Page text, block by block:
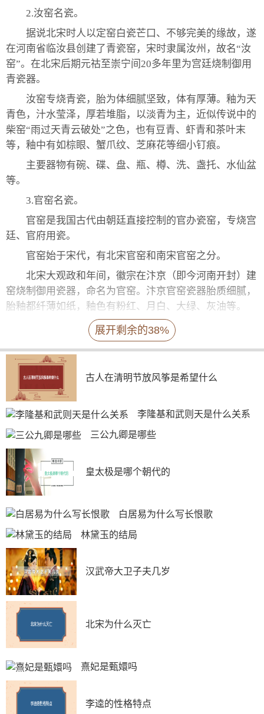
2.汝窑名瓷。
据说北宋时人以定窑白瓷芒口、不够完美的缘故，遂
在河南省临汝县创建了青瓷窑，宋时隶属汝州，故名“汝
窑”。在北宋后期元祜至崇宁间20多年里为宫廷烧制御用
青瓷器。
汝窑专烧青瓷，胎为体细腻坚致，体有厚薄。釉为天
青色，汁水莹泽，厚若堆脂，以淡青为主，近似传说中的
柴窑“雨过天青云破处”之色，也有豆青、虾青和茶叶末
等，釉中有如棕眼、蟹爪纹、芝麻花等细小钉痕。
主要器物有碗、碟、盘、瓶、樽、洗、盏托、水仙盆
等。
3.官窑名瓷。
官窑是我国古代由朝廷直接控制的官办瓷窑，专烧宫
廷、官府用瓷。
官窑始于宋代，有北宋官窑和南宋官窑之分。
北宋大观政和年间，徽宗在汴京（即今河南开封）建
窑烧制御用瓷器，命名为官窑。汴京官窑瓷器胎质细腻，
胎釉都纤薄如纸，釉色有粉红、月白、大绿、灰油等。
器形有鼎炉、葱管、空足、冲耳、乳炉、贯耳、壶
环、耳壶、尊等及一些仿古铜器。不久，由于金兵入侵，
汴京被破，官窑也随之终结。
4.哥窑名瓷。
传说南宋浙江处州有两兄弟，同在龙泉各设一窑，哥
哥所烧窑称为哥窑，弟弟的称为弟窑。
哥窑瓷器以器表的纹片而著名，胎质细薄，色呈紫
黑、深灰、土黄等色，釉色以青为主，浓淡不一，也有淡
紫、米黄、紫口铁足等，釉为汝浊釉，色调淡雅，开大小
纹片，像裂痕或鱼子纹，号称“百圾碎”。
哥窑传世制品皆简练古朴，制作精良，纹样奇特，风
格自然生趣，工艺上的缺陷通过窑工的独特创造而成一种
自然天趣之美。
5.均窑名瓷。
宋代均窑始于唐，兴盛于北宋，地处河南禹县古均台
和神镇一带，宋时称均州，故名“均窑”，亦名“钧窑”或
“钧州窑”。
均窑烧造的瓷器品种较多，以钧瓷最为有名。
均瓷胎质细腻坚硬，较为沉重，呈灰白、灰黑、灰
蓝色乳光釉，其它还有玫瑰紫、海棠红、茄色紫、梅子
青、深紫、米色、天蓝、胭脂红、朱砂红、葱翠青，以及
窑变的各种颜色，各色错综相间，绚烂多彩，气韵非凡。
展开剩余的38%
古人在清明节放风筝是希望什么
李隆基和武则天是什么关系
三公九卿是哪些
皇太极是哪个朝代的
白居易为什么写长恨歌
林黛玉的结局
汉武帝大卫子夫几岁
北宋为什么灭亡
熹妃是甄嬛吗
李逵的性格特点